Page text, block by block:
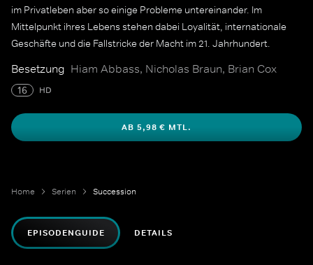
im Privatleben aber so einige Probleme untereinander. Im
Mittelpunkt ihres Lebens stehen dabei Loyalität, internationale
Geschäfte und die Fallstricke der Macht im 21. Jahrhundert.
Besetzung Hiam Abbass, Nicholas Braun, Brian Cox
16 HD
AB 5,98 € MTL.
Home Serien Succession
EPISODENGUIDE DETAILS